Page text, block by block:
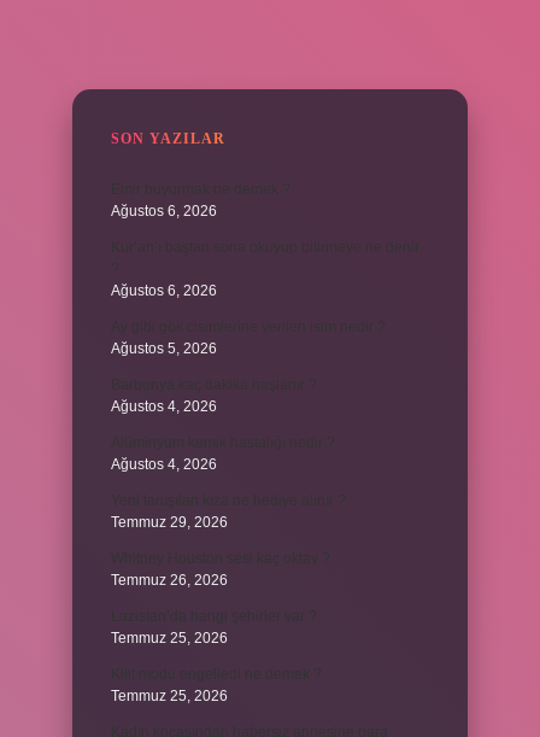
SON YAZILAR
Ağustos 6, 2026
Ağustos 6, 2026
Ağustos 5, 2026
Ağustos 4, 2026
Ağustos 4, 2026
Temmuz 29, 2026
Temmuz 26, 2026
Temmuz 25, 2026
Temmuz 25, 2026